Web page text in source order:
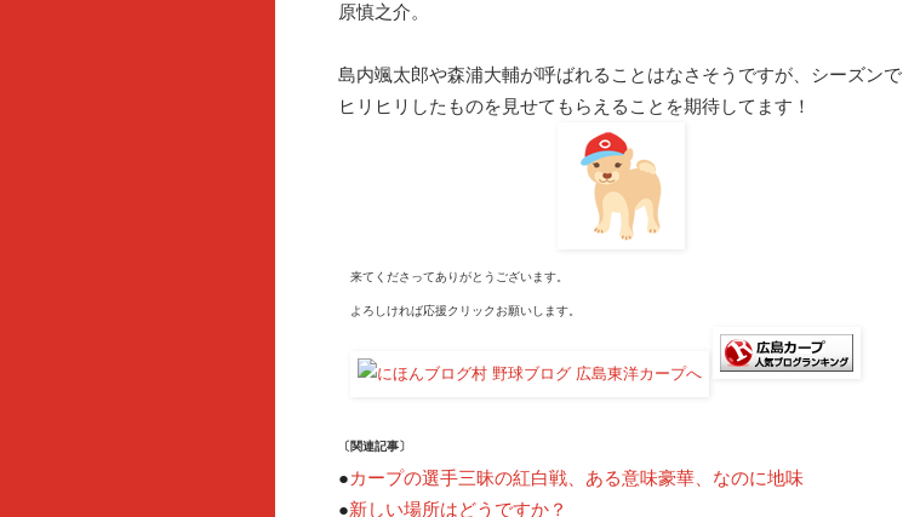
原慎之介。
島内颯太郎や森浦大輔が呼ばれることはなさそうですが、シーズンで
ヒリヒリしたものを見せてもらえることを期待してます！
来てくださってありがとうございます。
よろしければ応援クリックお願いします。
〔関連記事〕
●カープの選手三昧の紅白戦、ある意味豪華、なのに地味
●新しい場所はどうですか？